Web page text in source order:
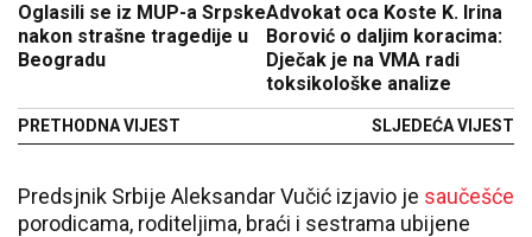
Oglasili se iz MUP-a Srpske
nakon strašne tragedije u
Beogradu
PRETHODNA VIJEST
Advokat oca Koste K. Irina
Borović o daljim koracima:
Dječak je na VMA radi
toksikološke analize
SLJEDEĆA VIJEST
Predsjnik Srbije Aleksandar Vučić izjavio je saučešće
porodicama, roditeljima, braći i sestrama ubijene